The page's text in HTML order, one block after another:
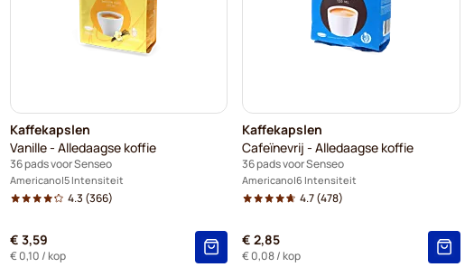
Kaffekapslen
Vanille - Alledaagse koffie
36 pads voor Senseo
Americano 5 Intensiteit
4.3 (366)
€ 3,59
€ 0,10 / kop
Kaffekapslen
Cafeïnevrij - Alledaagse koffie
36 pads voor Senseo
Americano 6 Intensiteit
4.7(478)
€ 2,85
€ 0,08/ kop